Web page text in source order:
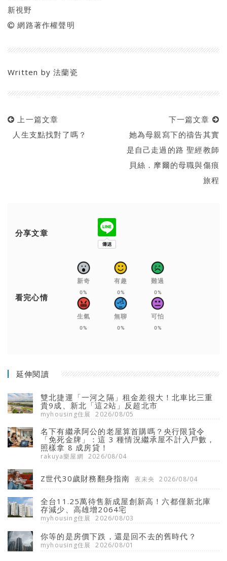
新視野
網路著作權聲明
Written by法蘭瓷
上一篇文章
人生支點找對了嗎？
下一篇文章
她為母親寫下的禱告其實
是自己走過的路 聖經教師
貝絲．摩爾的母職與傷痕
旅程
分享文章
看完心情
新奇
0%
有趣
0%
難過
0%
生氣
0%
無聊
0%
可怕
0%
延伸閱讀
雙北捷運「一河之隔」租金差很大！北車比三重
貴9成、新北「這2站」反超北市
myhousing住展 2026/08/05
名下有繼承阿公的老屋算首購嗎？央行限貸令
「免死金牌」：這 3 種情況繼承屋不計入戶數，
照樣拿 8 成房貸！
rakuya樂屋網 2026/08/04
Z世代30歲財務翻身指南 夜未央 2026/08/04
全台11.25萬待售新成屋創新高！六都僅新北庫
存減少、高雄增2064宅
myhousing住展 2026/08/03
你等的是房價下跌，還是回不去的舊時代？
myhousing住展 2026/08/01